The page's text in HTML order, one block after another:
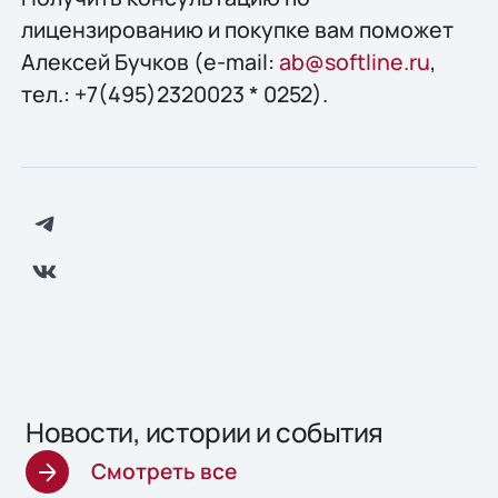
лицензированию и покупке вам поможет
Алексей Бучков (e-mail: ab@softline.ru,
тел.: +7(495)2320023 * 0252).
Новости, истории и события
Смотреть все